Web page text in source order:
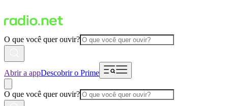
O que você quer ouvir?
Abrir a appDescobrir o Prime
O que você quer ouvir?